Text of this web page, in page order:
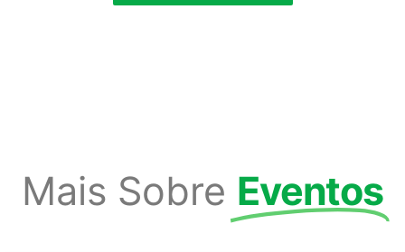
Mais Sobre Eventos